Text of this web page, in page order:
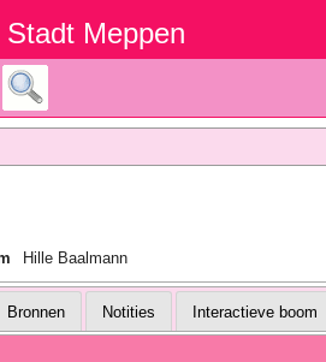
Meppen
Hille Baalmann
Bronnen Notities Interactieve boom